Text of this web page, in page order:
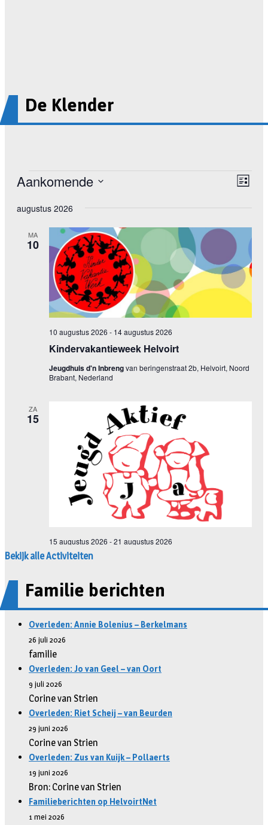
De Klender
Bekijk alle Activiteiten
Familie berichten
Overleden: Annie Bolenius – Berkelmans
26 juli 2026
familie
Overleden: Jo van Geel – van Oort
9 juli 2026
Corine van Strien
Overleden: Riet Scheij – van Beurden
29 juni 2026
Corine van Strien
Overleden: Zus van Kuijk – Pollaerts
19 juni 2026
Bron: Corine van Strien
Familieberichten op HelvoirtNet
1 mei 2026